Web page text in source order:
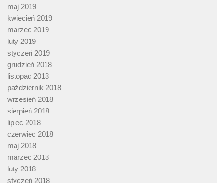
maj 2019
kwiecień 2019
marzec 2019
luty 2019
styczeń 2019
grudzień 2018
listopad 2018
październik 2018
wrzesień 2018
sierpień 2018
lipiec 2018
czerwiec 2018
maj 2018
marzec 2018
luty 2018
styczeń 2018